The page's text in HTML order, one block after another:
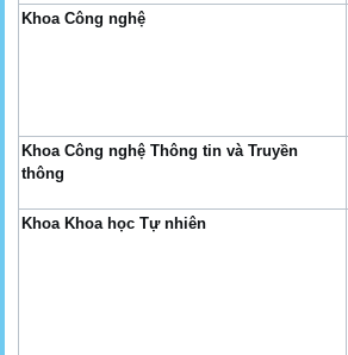
Khoa Công nghệ
Khoa Công nghệ Thông tin và Truyền
thông
Khoa Khoa học Tự nhiên